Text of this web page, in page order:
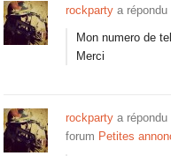
rockparty a
Mon numero de
Merci
rockparty a
forum Petites